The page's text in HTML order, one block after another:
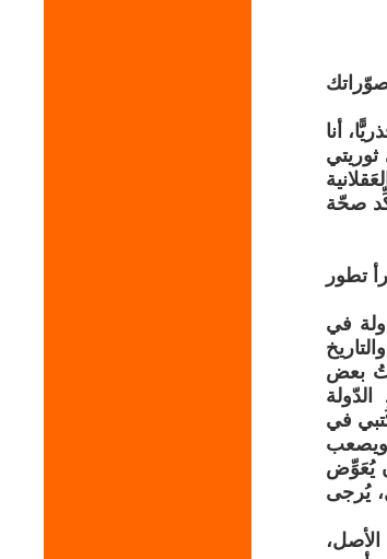
أنا
صحّة
تطور
في
بعض
في
ويصعب
يُعَوِّض
يُرجى